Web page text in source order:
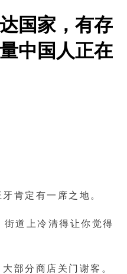
国家，有存
中国人正在
肯定有一席之地。
道上冷清得让你觉得
部分商店关门谢客。